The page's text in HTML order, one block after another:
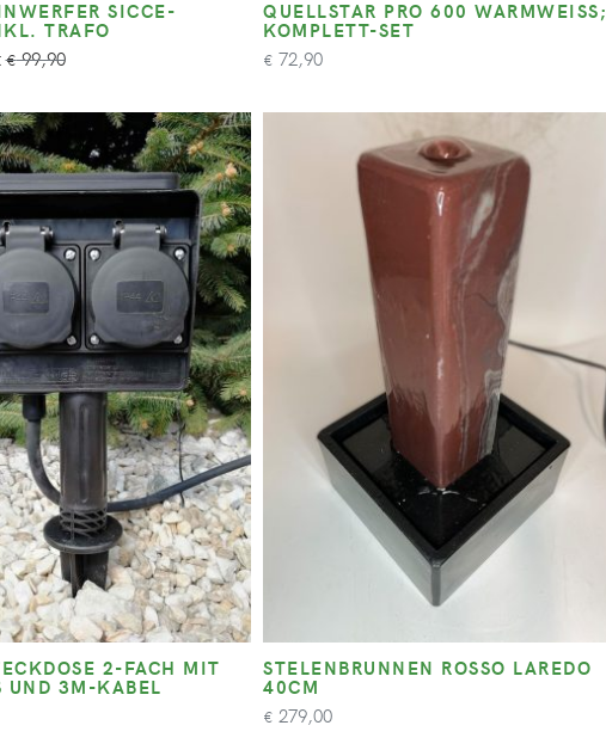
SICCE-
TRAFO
€99,90
QUELLSTAR PRO 600 WARMWEISS; K
OMPLETT-SET
€ 72,90
2-FACH MIT
UND 3M-KABEL
STELENBRUNNEN ROSSO LAREDO
40CM
€ 279,00